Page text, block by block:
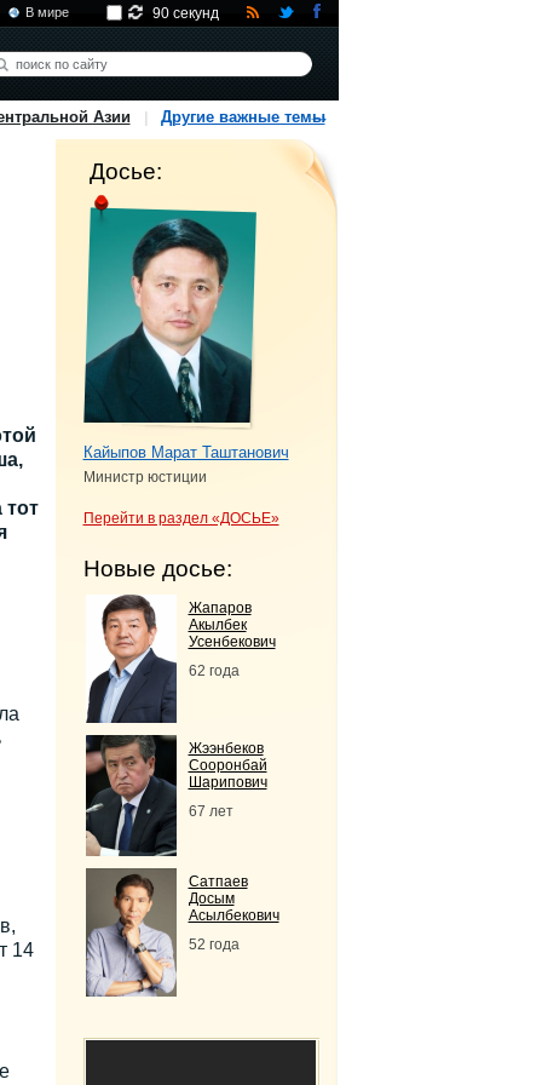
В мире 90 секунд
Азии Другие важные темы
14
Досье:
Кайыпов Марат Таштанович
Министр юстиции
Перейти в раздел «ДОСЬЕ»
Новые досье:
Жапаров
Акылбек
Усенбекович
62 года
Жээнбеков
Сооронбай
Шарипович
67 лет
Сатпаев
Досым
Асылбекович
52 года